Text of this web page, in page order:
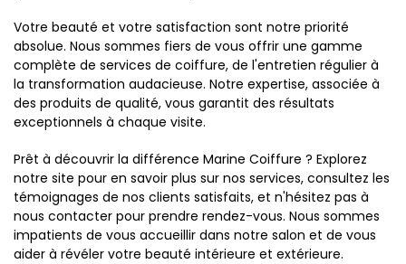
Votre beauté et votre satisfaction sont notre priorité
absolue. Nous sommes fiers de vous offrir une gamme
complète de services de coiffure, de l'entretien régulier à
la transformation audacieuse. Notre expertise, associée à
des produits de qualité, vous garantit des résultats
exceptionnels à chaque visite.
Prêt à découvrir la différence Marine Coiffure ? Explorez
notre site pour en savoir plus sur nos services, consultez les
témoignages de nos clients satisfaits, et n'hésitez pas à
nous contacter pour prendre rendez-vous. Nous sommes
impatients de vous accueillir dans notre salon et de vous
aider à révéler votre beauté intérieure et extérieure.